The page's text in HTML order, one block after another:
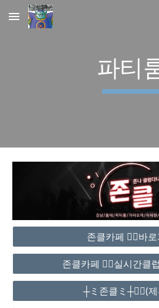
Skip to main content
파티
존클카페 ❤️‍🔥바
존클카페 ❤️‍🔥실시간클
┼ミ존클ミ┼❤️‍🔥(